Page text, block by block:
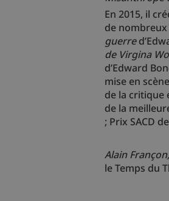
En 2015, il
de
guerre
de Virgina
d’Edward
mise en
de la critique
de la
; Prix SACD
Alain
le Temps du